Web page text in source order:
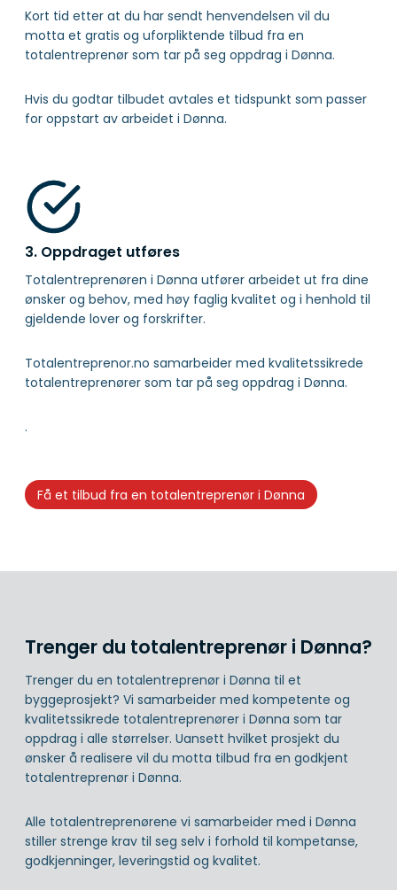
Kort tid etter at du har sendt henvendelsen vil du
motta et gratis og uforpliktende tilbud fra en
totalentreprenør som tar på seg oppdrag i Dønna.
Hvis du godtar tilbudet avtales et tidspunkt som passer
for oppstart av arbeidet i Dønna.
3. Oppdraget utføres
Totalentreprenøren i Dønna utfører arbeidet ut fra dine
ønsker og behov, med høy faglig kvalitet og i henhold til
gjeldende lover og forskrifter.
Totalentreprenor.no samarbeider med kvalitetssikrede
totalentreprenører som tar på seg oppdrag i Dønna.
.
Få et tilbud fra en totalentreprenør i Dønna
Trenger du totalentreprenør i Dønna?
Trenger du en totalentreprenør i Dønna til et
byggeprosjekt? Vi samarbeider med kompetente og
kvalitetssikrede totalentreprenører i Dønna som tar
oppdrag i alle størrelser. Uansett hvilket prosjekt du
ønsker å realisere vil du motta tilbud fra en godkjent
totalentreprenør i Dønna.
Alle totalentreprenørene vi samarbeider med i Dønna
stiller strenge krav til seg selv i forhold til kompetanse,
godkjenninger, leveringstid og kvalitet.